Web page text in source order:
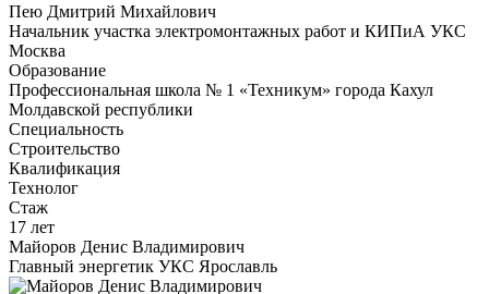
Пею Дмитрий Михайлович
Начальник участка электромонтажных работ и КИПиА УКС
Москва
Образование
Профессиональная школа № 1 «Техникум» города Кахул
Молдавской республики
Специальность
Строительство
Квалификация
Технолог
Стаж
17 лет
Майоров Денис Владимирович
Главный энергетик УКС Ярославль